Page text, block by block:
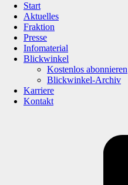
Start
Aktuelles
Fraktion
Presse
Infomaterial
Blickwinkel
Kostenlos abonnieren
Blickwinkel-Archiv
Karriere
Kontakt